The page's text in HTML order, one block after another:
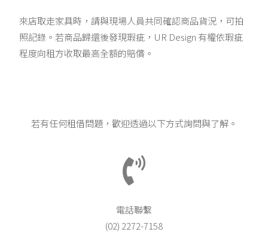
來店取走家具時，請與現場人員共同確認商品貨況，可拍
照記錄。若商品歸還後發現瑕疵，UR Design 有權依瑕疵
程度向租方收取最高全額的賠償。
若有任何租借問題，歡迎透過以下方式詢問與了解。
電話聯繫
(02) 2272-7158